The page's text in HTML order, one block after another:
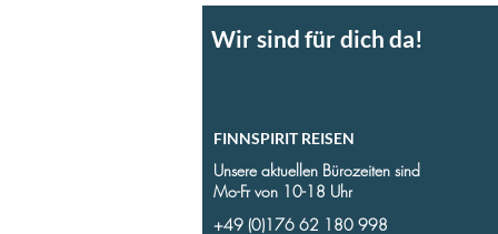
Wir sind für dich da!
FINNSPIRIT REISEN
Unsere aktuellen Bürozeiten sind
Mo-Fr von 10-18 Uhr
+49 (0)176 62 180 998